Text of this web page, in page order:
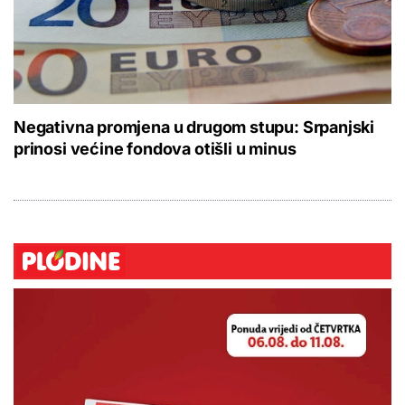
Negativna promjena u drugom stupu: Srpanjski
prinosi većine fondova otišli u minus